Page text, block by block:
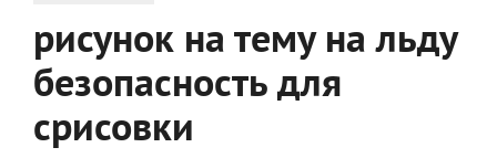
рисунок на тему на льду
безопасность для
срисовки